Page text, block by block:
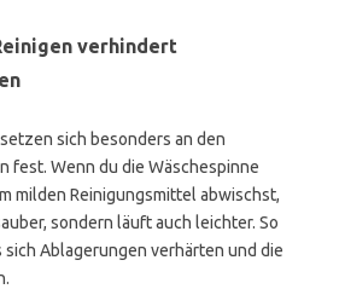
verhindert
sich besonders an den
fest. Wenn du die Wäschespinne
milden Reinigungsmittel abwischst,
sondern läuft auch leichter. So
sich Ablagerungen verhärten und die